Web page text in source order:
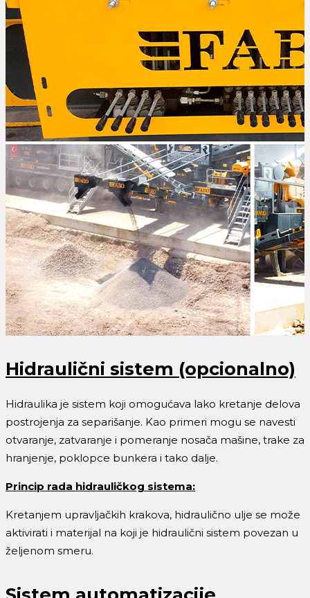
Hidraulični sistem (opcionalno)
Hidraulika je sistem koji omogućava lako kretanje delova
postrojenja za separišanje. Kao primeri mogu se navesti
otvaranje, zatvaranje i pomeranje nosača mašine, trake za
hranjenje, poklopce bunkera i tako dalje.
Princip rada hidrauličkog sistema:
Kretanjem upravljačkih krakova, hidraulično ulje se može
aktivirati i materijal na koji je hidraulični sistem povezan u
željenom smeru.